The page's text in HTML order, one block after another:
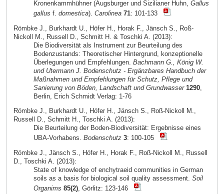
Kronenkammhühner (Augsburger und Sizilianer Huhn, Gallus
gallus f. domestica). Carolinea 71: 101-133
Römbke J., Burkhardt U., Höfer H., Horak F., Jänsch S., Roß-
Nickoll M., Russell D., Schmitt H. & Toschki A. (2013):
Die Biodiversität als Instrument zur Beurteilung des
Bodenzustands: Theoretischer Hintergrund, konzeptionelle
Überlegungen und Empfehlungen. Bachmann G., König W.
und Utermann J. Bodenschutz - Ergänzbares Handbuch der
Maßnahmen und Empfehlungen für Schutz, Pflege und
Sanierung von Böden, Landschaft und Grundwasser 1290,
Berlin, Erich Schmidt Verlag: 1-76
Römbke J., Burkhardt U., Höfer H., Jänsch S., Roß-Nickoll M.,
Russell D., Schmitt H., Toschki A. (2013):
Die Beurteilung der Boden-Biodiversität: Ergebnisse eines
UBA-Vorhabens. Bodenschutz 3: 100-105
Römbke J., Jänsch S., Höfer H., Horak F., Roß-Nickoll M., Russell
D., Toschki A. (2013):
State of knowledge of enchytraeid communities in German
soils as a basis for biological soil quality assessment. Soil
Organims 85(2), Görlitz: 123-146